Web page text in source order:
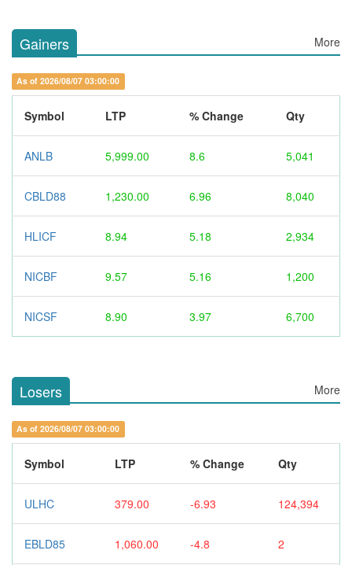
Gainers More
As of 2026/08/07 03:00:00
Symbol LTP % Change Qty
ANLB 5,999.00 8.6 5,041
CBLD88 1,230.00 6.96 8,040
HLICF 8.94 5.18 2,934
NICBF 9.57 5.16 1,200
NICSF 8.90 3.97 6,700
Losers More
As of 2026/08/07 03:00:00
Symbol LTP % Change Qty
ULHC 379.00 -6.93 124,394
EBLD85 1,060.00 -4.8 2